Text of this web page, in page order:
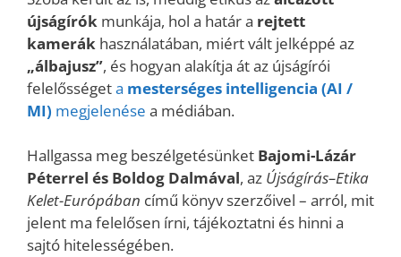
újságírók munkája, hol a határ a rejtett
kamerák használatában, miért vált jelképpé az
„álbajusz”, és hogyan alakítja át az újságírói
felelősségeta mesterséges intelligencia (AI /
MI) megjelenése a médiában.
Hallgassa meg beszélgetésünket Bajomi-Lázár
Péterrel és Boldog Dalmával, az Újságírás–Etika
Kelet-Európában című könyv szerzőivel – arról, mit
jelent ma felelősen írni, tájékoztatni és hinni a
sajtó hitelességében.